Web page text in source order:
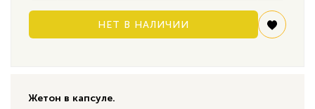
НЕТ В НАЛИЧИИ
Жетон в капсуле.